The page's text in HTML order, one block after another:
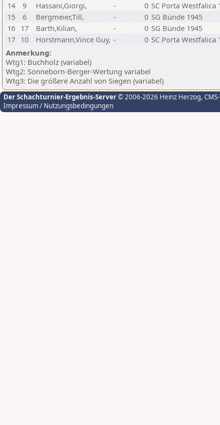
14
9 Hassani,Giorgi, - 0 SC Porta Westfalica
15
6 Bergmeier,Till, - 0 SG Bünde 1945
16 17 Barth,Kilian, - 0 SG Bünde 1945
17 10 Horstmann,Vince Guy, - 0 SC Porta Westfalica
Anmerkung:
Wtg1: Buchholz (variabel)
Wtg2: Sonneborn-Berger-Wertung variabel
Wtg3: Die größere Anzahl von Siegen (variabel)
Der Schachturnier-Ergebnis-Server© 2006-2026 Heinz Herzog,
Impressum / Nutzungsbedingungen